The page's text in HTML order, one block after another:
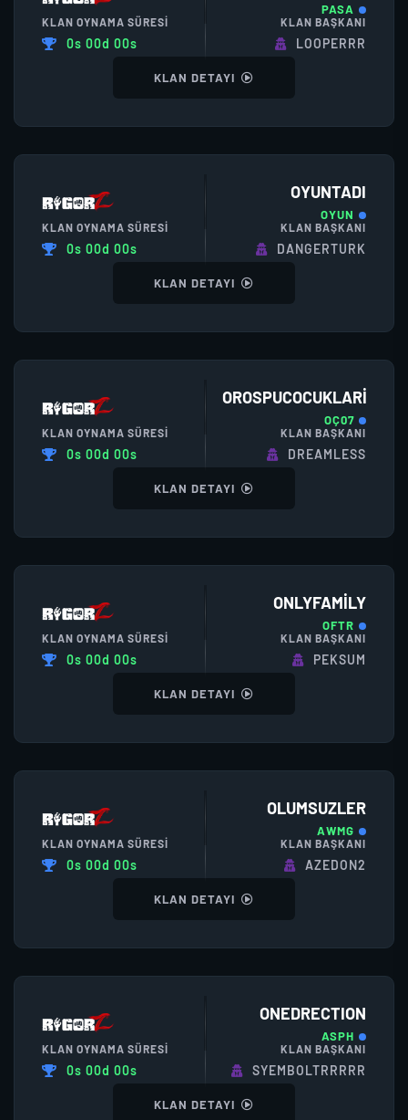
PASA
KLAN OYNAMA SÜRESI
0s 00d 00s
KLAN BAŞKANI
LOOPERRR
KLAN DETAYI
OYUNTADI
OYUN
KLAN OYNAMA SÜRESI
0s 00d 00s
KLAN BAŞKANI
DANGERTURK
KLAN DETAYI
OROSPUCOCUKLARI
OÇ07
KLAN OYNAMA SÜRESI
0s 00d 00s
KLAN BAŞKANI
DREAMLESS
KLAN DETAYI
ONLYFAMILY
OFTR
KLAN OYNAMA SÜRESI
0s 00d 00s
KLAN BAŞKANI
PEKSUM
KLAN DETAYI
OLUMSUZLER
AWMG
KLAN OYNAMA SÜRESI
0s 00d 00s
KLAN BAŞKANI
AZEDON2
KLAN DETAYI
ONEDRECTION
ASPH
KLAN OYNAMA SÜRESI
0s 00d 00s
KLAN BAŞKANI
SYEMBOLTRRRRR
KLAN DETAYI